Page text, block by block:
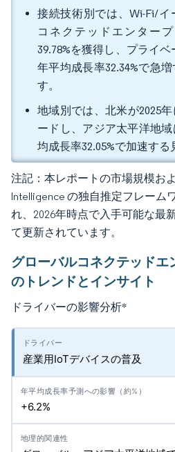
接続技術別では、Wi-Fi/イ
コネクテッドエンター
39.78%を獲得し、プライ
年平均成長率32.34%で急
す。
地域別では、北米が2025年
ードし、アジア太平洋地
均成長率32.05%で加速する
注記：本レポートの市場規模お
Intelligence の独自推定フレーム
れ、2026年時点で入手可能な最
て更新されています。
グローバルコネクテッドエ
のトレンドとインサイト
ドライバーの影響分析*
産業用IoTデバイスの普及
+6.2%